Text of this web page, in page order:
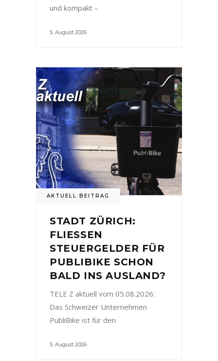
und kompakt –
5. August 2026
AKTUELL BEITRAG
STADT ZÜRICH:
FLIESSEN
STEUERGELDER FÜR
PUBLIBIKE SCHON
BALD INS AUSLAND?
TELE Z aktuell vom 05.08.2026:
Das Schweizer Unternehmen
PubliBike ist für den
5. August 2026